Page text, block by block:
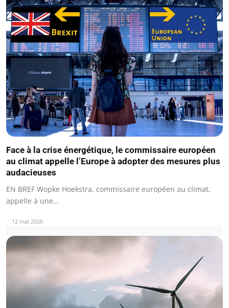
Face à la crise énergétique, le commissaire européen
au climat appelle l’Europe à adopter des mesures plus
audacieuses
EN BREF Wopke Hoekstra, commissaire européen au climat,
appelle à une…
12 mai 2026